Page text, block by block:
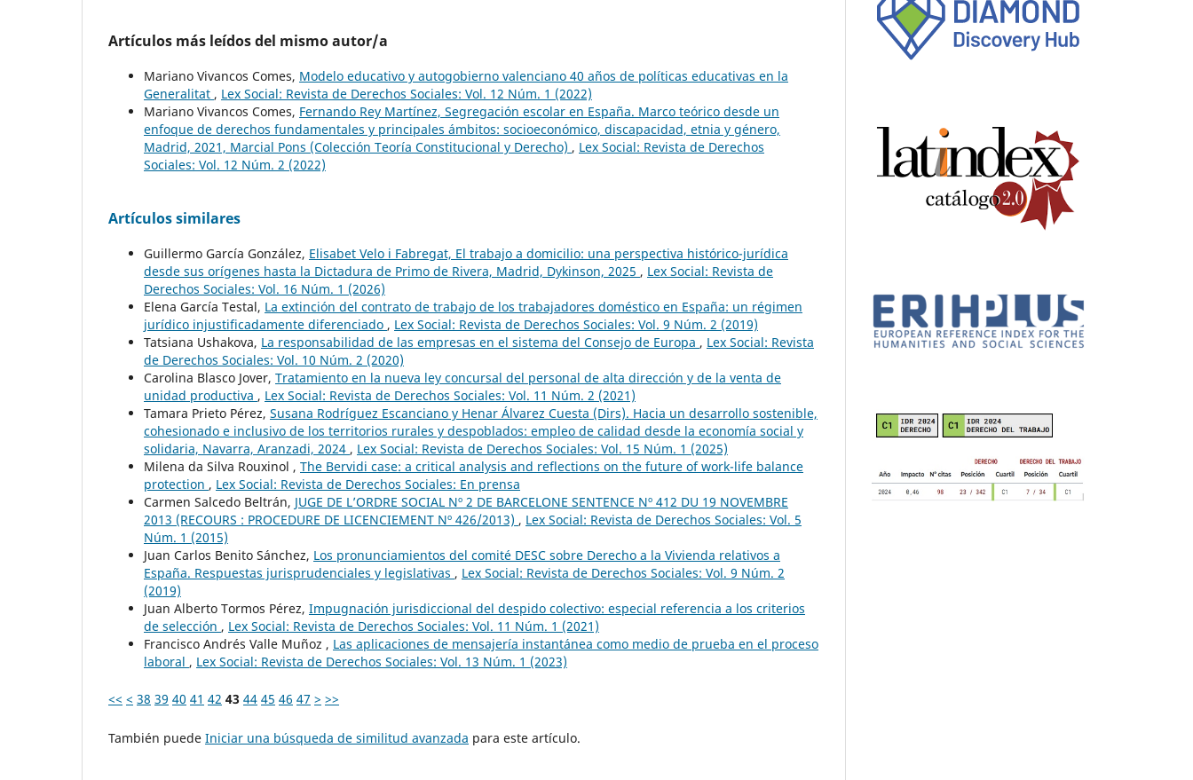
Artículos más leídos del mismo autor/a
Mariano Vivancos Comes, Modelo educativo y autogobierno valenciano 40 años de políticas educativas en la
Generalitat , Lex Social: Revista de Derechos Sociales: Vol. 12 Núm. 1 (2022)
Mariano Vivancos Comes, Fernando Rey Martínez, Segregación escolar en España. Marco teórico desde un
enfoque de derechos fundamentales y principales ámbitos: socioeconómico, discapacidad, etnia y género,
Madrid, 2021, Marcial Pons (Colección Teoría Constitucional y Derecho) , Lex Social: Revista de Derechos
Sociales: Vol. 12 Núm. 2 (2022)
Artículos similares
Guillermo García González, Elisabet Velo i Fabregat, El trabajo a domicilio: una perspectiva histórico-jurídica
desde sus orígenes hasta la Dictadura de Primo de Rivera, Madrid, Dykinson, 2025 , Lex Social: Revista de
Derechos Sociales: Vol. 16 Núm. 1 (2026)
Elena García Testal, La extinción del contrato de trabajo de los trabajadores doméstico en España: un régimen
jurídico injustificadamente diferenciado , Lex Social: Revista de Derechos Sociales: Vol. 9 Núm. 2 (2019)
Tatsiana Ushakova, La responsabilidad de las empresas en el sistema del Consejo de Europa , Lex Social: Revista
de Derechos Sociales: Vol. 10 Núm. 2 (2020)
Carolina Blasco Jover, Tratamiento en la nueva ley concursal del personal de alta dirección y de la venta de
unidad productiva , Lex Social: Revista de Derechos Sociales: Vol. 11 Núm. 2 (2021)
Tamara Prieto Pérez, Susana Rodríguez Escanciano y Henar Álvarez Cuesta (Dirs). Hacia un desarrollo sostenible,
cohesionado e inclusivo de los territorios rurales y despoblados: empleo de calidad desde la economía social y
solidaria, Navarra, Aranzadi, 2024 , Lex Social: Revista de Derechos Sociales: Vol. 15 Núm. 1 (2025)
Milena da Silva Rouxinol , The Bervidi case: a critical analysis and reflections on the future of work-life balance
protection , Lex Social: Revista de Derechos Sociales: En prensa
Carmen Salcedo Beltrán, JUGE DE L’ORDRE SOCIAL Nº 2 DE BARCELONE SENTENCE Nº 412 DU 19 NOVEMBRE
2013 (RECOURS : PROCEDURE DE LICENCIEMENT Nº 426/2013) , Lex Social: Revista de Derechos Sociales: Vol. 5
Núm. 1 (2015)
Juan Carlos Benito Sánchez, Los pronunciamientos del comité DESC sobre Derecho a la Vivienda relativos a
España. Respuestas jurisprudenciales y legislativas , Lex Social: Revista de Derechos Sociales: Vol. 9 Núm. 2
(2019)
Juan Alberto Tormos Pérez, Impugnación jurisdiccional del despido colectivo: especial referencia a los criterios
de selección , Lex Social: Revista de Derechos Sociales: Vol. 11 Núm. 1 (2021)
Francisco Andrés Valle Muñoz , Las aplicaciones de mensajería instantánea como medio de prueba en el proceso
laboral , Lex Social: Revista de Derechos Sociales: Vol. 13 Núm. 1 (2023)
<< < 38 39 40 41 42 43 44 45 46 47 > >>
También puede Iniciar una búsqueda de similitud avanzada para este artículo.